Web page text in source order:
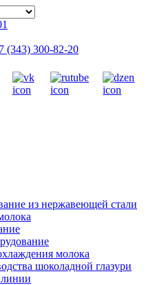
(343) 300-82-20
из нержавеющей стали
молока
шоколадной глазури